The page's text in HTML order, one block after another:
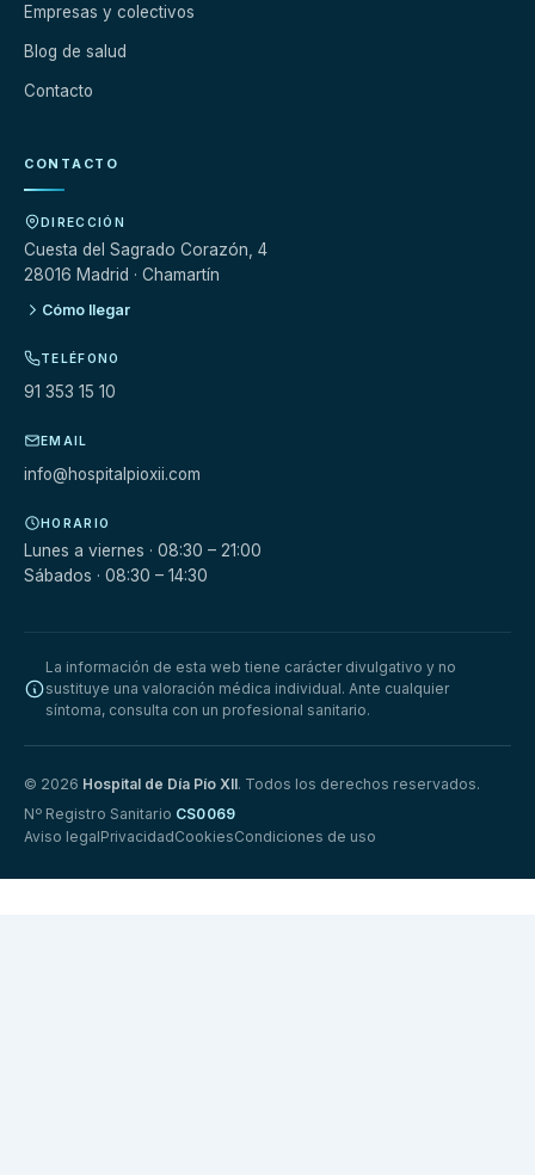
Empresas y colectivos
Blog de salud
Contacto
CONTACTO
DIRECCIÓN
Cuesta del Sagrado Corazón, 4
28016 Madrid · Chamartín
Cómo llegar
TELÉFONO
91 353 15 10
EMAIL
info@hospitalpioxii.com
HORARIO
Lunes a viernes · 08:30 – 21:00
Sábados · 08:30 – 14:30
La información de esta web tiene carácter divulgativo y no
sustituye una valoración médica individual. Ante cualquier
síntoma, consulta con un profesional sanitario.
© 2026 Hospital de Día Pío XII. Todos los derechos reservados.
Nº Registro Sanitario CS0069
Aviso legalPrivacidadCookiesCondiciones de uso